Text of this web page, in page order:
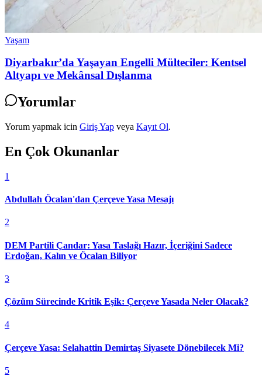
Yaşam
Diyarbakır’da Yaşayan Engelli Mülteciler: Kentsel
Altyapı ve Mekânsal Dışlanma
Yorumlar
Yorum yapmak icin Giriş Yap veya Kayıt Ol.
En Çok Okunanlar
1
Abdullah Öcalan'dan Çerçeve Yasa Mesajı
2
DEM Partili Çandar: Yasa Taslağı Hazır, İçeriğini Sadece
Erdoğan, Kalın ve Öcalan Biliyor
3
Çözüm Sürecinde Kritik Eşik: Çerçeve Yasada Neler Olacak?
4
Çerçeve Yasa: Selahattin Demirtaş Siyasete Dönebilecek Mi?
5